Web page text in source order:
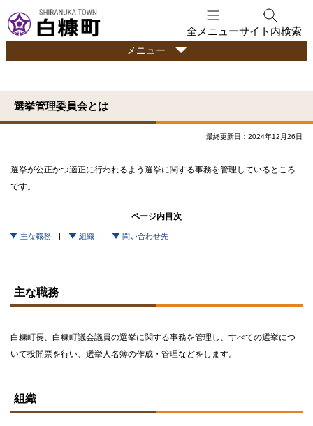
文
へ
ュ
へ
全メニューサイト内検索
行
政
報
メニュー
選挙管理委員会とは
最終更新日：2024年12月26日
選挙が公正かつ適正に行われるよう選挙に関する事務を管理しているところ
です。
ページ内目次
主な職務 組織 問い合わせ先
主な職務
白糠町長、白糠町議会議員の選挙に関する事務を管理し、すべての選挙につ
いて投開票を行い、選挙人名簿の作成・管理などをします。
ッ
プ
組織